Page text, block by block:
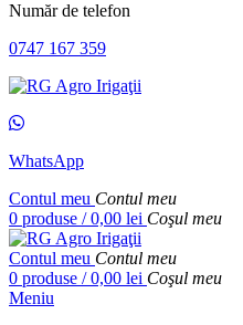
Număr de telefon
0747 167 359
WhatsApp
Contul meu Contul meu
0 produse / 0,00 lei Coşul meu
Contul meu Contul meu
0 produse / 0,00 lei Coşul meu
Meniu